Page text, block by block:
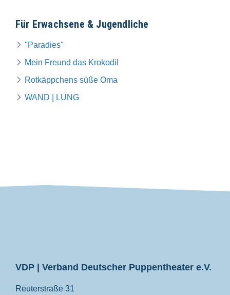
Für Erwachsene & Jugendliche
"Paradies"
Mein Freund das Krokodil
Rotkäppchens süße Oma
WAND | LUNG
VDP | Verband Deutscher Puppentheater e.V.
Reuterstraße 31